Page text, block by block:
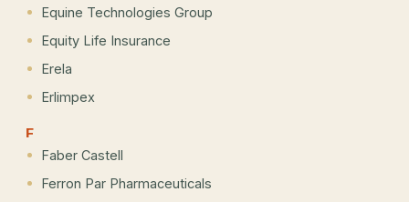
Equine Technologies Group
Equity Life Insurance
Erela
Erlimpex
F
Faber Castell
Ferron Par Pharmaceuticals